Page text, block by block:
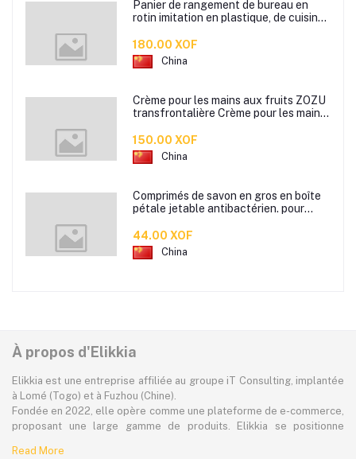
Panier de rangement de bureau en
rotin imitation en plastique, de cuisine
de rangement de salle de bain
180.00 XOF
China
Crème pour les mains aux fruits ZOZU
transfrontalière Crème pour les mains
80g
150.00 XOF
China
Comprimés de savon en gros en boîte
pétale jetable antibactérien. pour
des mini comprimés de lavage des
mains en papier savon
44.00 XOF
China
À propos d'Elikkia
Elikkia est une entreprise affiliée au groupe iT Consulting, implantée
à Lomé (Togo) et à Fuzhou (Chine).
Fondée en 2022, elle opère comme une plateforme de e-commerce,
proposant une large gamme de produits. Elikkia se positionne
offrant à la fois la possibilité d'acheter localement et directement
Read More